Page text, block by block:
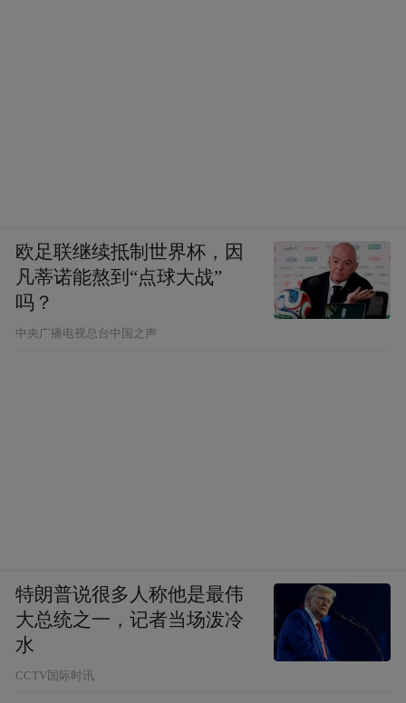
欧足联继续抵制世界杯，因
凡蒂诺能熬到“点球大战”
吗？
中央广播电视总台中国之声
特朗普说很多人称他是最伟
大总统之一，记者当场泼冷
水
CCTV国际时讯